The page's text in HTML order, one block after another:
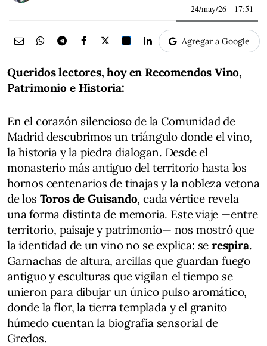
24/may/26 - 17:51
Agregar a Google
Queridos lectores, hoy en Recomendos Vino,
Patrimonio e Historia:
En el corazón silencioso de la Comunidad de
Madrid descubrimos un triángulo donde el vino,
la historia y la piedra dialogan. Desde el
monasterio más antiguo del territorio hasta los
hornos centenarios de tinajas y la nobleza vetona
de los Toros de Guisando, cada vértice revela
una forma distinta de memoria. Este viaje —entre
territorio, paisaje y patrimonio— nos mostró que
la identidad de un vino no se explica: serespira.
Garnachas de altura, arcillas que guardan fuego
antiguo y esculturas que vigilan el tiempo se
unieron para dibujar un único pulso aromático,
donde la flor, la tierra templada y el granito
húmedo cuentan la biografía sensorial de
Gredos.